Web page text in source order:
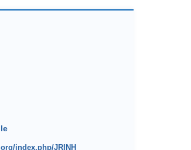
index.php/JRINH